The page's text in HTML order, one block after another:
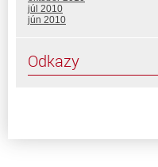
júl 2010
jún 2010
Odkazy